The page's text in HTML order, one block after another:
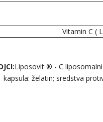
Vitamin C (
Liposovit ® - C
kapsula: želatin; sredstva